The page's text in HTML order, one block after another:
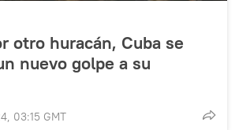
otro huracán, Cuba se
nuevo golpe a su
03:15 GMT